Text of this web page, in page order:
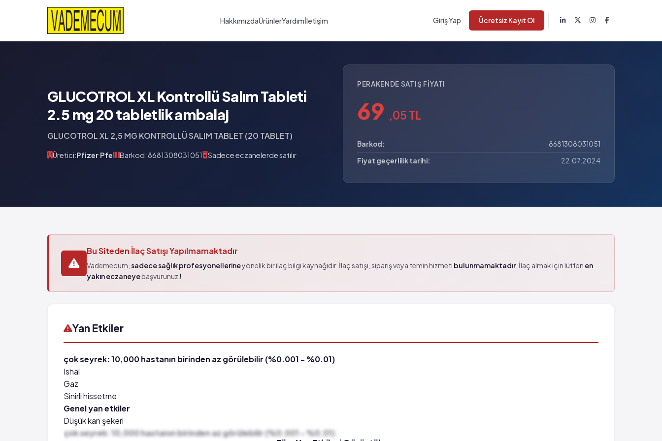
HakkımızdaÜrünlerYardımİletişim Giriş Yap Ücretsiz Kayıt Ol
GLUCOTROL XL Kontrollü Salım Tableti
2.5 mg 20 tabletlik ambalaj
GLUCOTROL XL 2,5 MG KONTROLLÜ SALIM TABLET (20 TABLET)
Üretici:Pfizer Pfe Barkod: 8681308031051 Sadece eczanelerde satılır
PERAKENDE SATIŞ FIYATI
69 ,05 TL
Barkod:
8681308031051
Fiyat geçerlilik tarihi:
22.07.2024
Bu Siteden İlaç Satışı Yapılmamaktadır
Vademecum, sadece sağlık profesyonellerineyönelik bir ilaç bilgi kaynağıdır. İlaç satışı, sipariş veya temin hizmeti bulunmamaktadır. İlaç almak için lütfen en
yakın eczaneyebaşvurunuz !
Yan Etkiler
çok seyrek: 10,000 hastanın birinden az görülebilir (%0.001 - %0.01)
Ishal
Gaz
Sinirli hissetme
Genel yan etkiler
Düşük kan şekeri
çok seyrek: 10,000 hastanın birinden az görülebilir (%0.001 - %0.01)